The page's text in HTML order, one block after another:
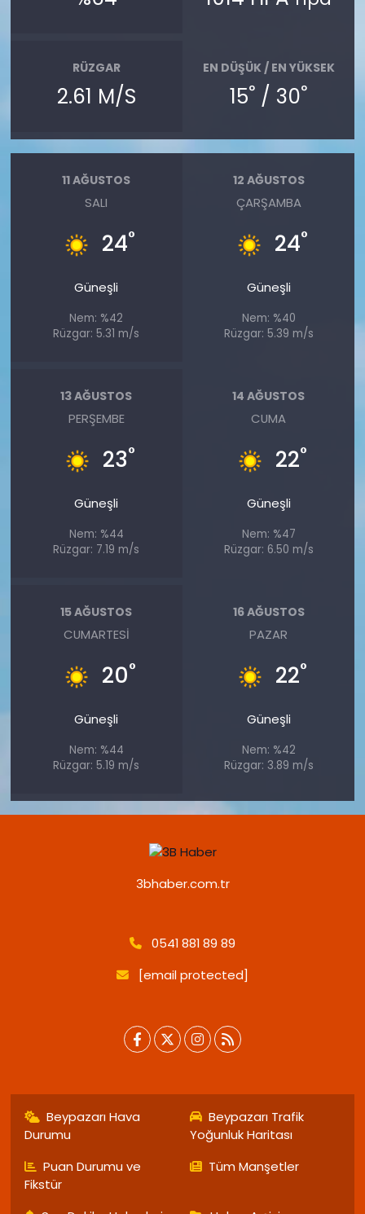
RÜZGAR
2.61 M/S
EN DÜŞÜK / EN YÜKSEK
15° / 30°
11 AĞUSTOS
SALI
24°
Güneşli
Nem: %42
Rüzgar: 5.31 m/s
12 AĞUSTOS
ÇARŞAMBA
24°
Güneşli
Nem: %40
Rüzgar: 5.39 m/s
13 AĞUSTOS
PERŞEMBE
23°
Güneşli
Nem: %44
Rüzgar: 7.19 m/s
14 AĞUSTOS
CUMA
22°
Güneşli
Nem: %47
Rüzgar: 6.50 m/s
15 AĞUSTOS
CUMARTESI
20°
Güneşli
Nem: %44
Rüzgar: 5.19 m/s
16 AĞUSTOS
PAZAR
22°
Güneşli
Nem: %42
Rüzgar: 3.89 m/s
3bhaber.com.tr
0541 881 89 89
[email protected]
Beypazarı Hava
Durumu
Beypazarı Trafik
Yoğunluk Haritası
Puan Durumu ve
Fikstür
Tüm Manşetler